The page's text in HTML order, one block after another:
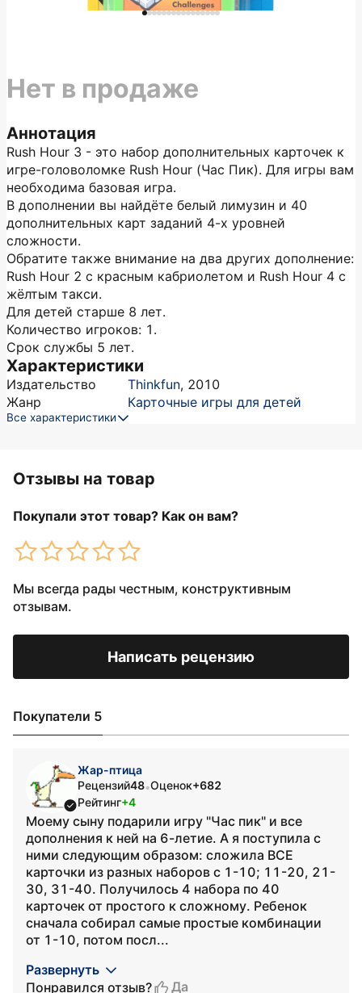
Аннотация
Rush Hour 3 - это набор дополнительных карточек к
игре-головоломке Rush Hour (Час Пик). Для игры вам
необходима базовая игра.
В дополнении вы найдёте белый лимузин и 40
дополнительных карт заданий 4-х уровней
сложности.
Обратите также внимание на два других дополнение:
Rush Hour 2 с красным кабриолетом и Rush Hour 4 с
жёлтым такси.
Для детей старше 8 лет.
Количество игроков: 1.
Срок службы 5 лет.
Характеристики
Издательство Thinkfun, 2010
Жанр
Карточные игры для детей
Все характеристики
Нет в продаже
Отзывы на товар
Покупали этот товар? Как он вам?
Мы всегда рады честным, конструктивным
отзывам.
Написать рецензию
Покупатели 5
Жар-птица
Рецензий48•Оценок+682
Рейтинг+4
Моему сыну подарили игру "Час пик" и все
дополнения к ней на 6-летие. А я поступила с
ними следующим образом: сложила ВСЕ
карточки из разных наборов с 1-10; 11-20, 21-
30, 31-40. Получилось 4 набора по 40
карточек от простого к сложному. Ребенок
сначала собирал самые простые комбинации
от 1-10, потом посл...
Развернуть
Понравился отзыв?
Да